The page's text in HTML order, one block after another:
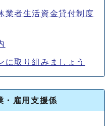
業者生活資金貸付制度
に取り組みましょう
・雇用支援係